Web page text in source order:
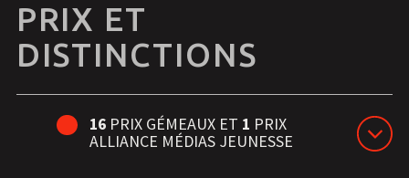
PRIX ET
DISTINCTIONS
16PRIX GÉMEAUX ET 1 PRIX
ALLIANCE MÉDIAS JEUNESSE